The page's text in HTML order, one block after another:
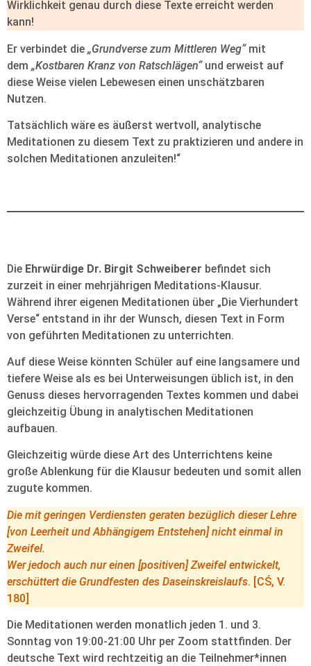
Wirklichkeit genau durch diese Texte erreicht werden
kann!
Er verbindet die „Grundverse zum Mittleren Weg“mit
dem „Kostbaren Kranz von Ratschlägen“und erweist auf
diese Weise vielen Lebewesen einen unschätzbaren
Nutzen.
Tatsächlich wäre es äußerst wertvoll, analytische
Meditationen zu diesem Text zu praktizieren und andere in
solchen Meditationen anzuleiten!“
Die Ehrwürdige Dr. Birgit Schweiberer befindet sich
zurzeit in einer mehrjährigen Meditations-Klausur.
Während ihrer eigenen Meditationen über „Die Vierhundert
Verse“ entstand in ihr der Wunsch, diesen Text in Form
von geführten Meditationen zu unterrichten.
Auf diese Weise könnten Schüler auf eine langsamere und
tiefere Weise als es bei Unterweisungen üblich ist, in den
Genuss dieses hervorragenden Textes kommen und dabei
gleichzeitig Übung in analytischen Meditationen
aufbauen.
Gleichzeitig würde diese Art des Unterrichtens keine
große Ablenkung für die Klausur bedeuten und somit allen
zugute kommen.
Die mit geringen Verdiensten geraten bezüglich dieser Lehre
[von Leerheit und Abhängigem Entstehen] nicht einmal in
Zweifel.
Wer jedoch auch nur einen [positiven] Zweifel entwickelt,
erschüttert die Grundfesten des Daseinskreislaufs. [CŚ, V.
180]
Die Meditationen werden monatlich jeden 1. und 3.
Sonntag von 19:00-21:00 Uhr per Zoom stattfinden. Der
deutsche Text wird rechtzeitig an die Teilnehmer*innen